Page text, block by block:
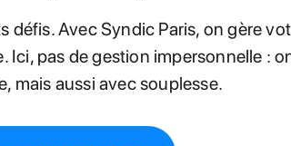
défis. Avec Syndic Paris, on gère
Ici, pas de gestion impersonnelle :
mais aussi avec souplesse.